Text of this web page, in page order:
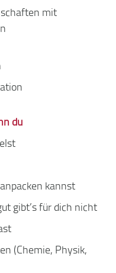
mit
du
kannst
gibt’s für dich nicht
(Chemie, Physik,